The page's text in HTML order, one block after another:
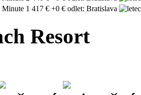
Minute 1 417 € +0 € odlet: Bratislava
Resort